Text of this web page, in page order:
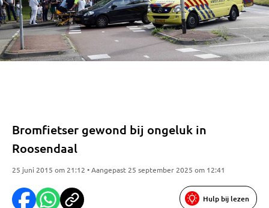
Bromfietser gewond bij ongeluk in
Roosendaal
25 juni 2015 om 21:12 • Aangepast 25 september 2025 om 12:41
Hulp bij lezen